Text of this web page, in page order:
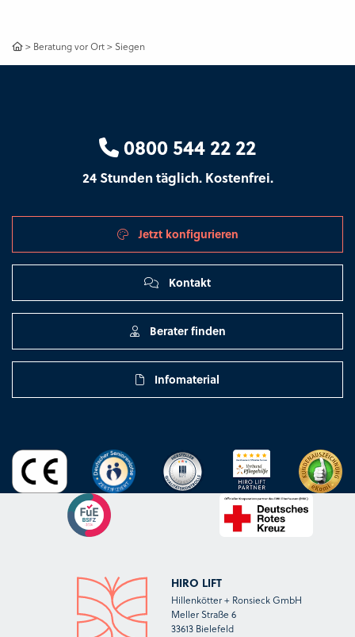
> Beratung vor Ort>Siegen
0800 544 22 22
24 Stunden täglich. Kostenfrei.
Jetzt konfigurieren
Kontakt
Berater finden
Infomaterial
HIRO LIFT
Hillenkötter + Ronsieck GmbH
Meller Straße 6
33613 Bielefeld